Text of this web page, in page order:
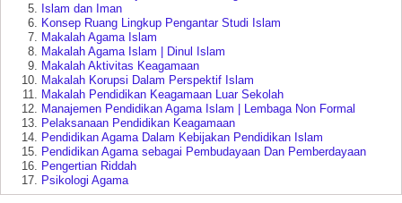
Islam dan Iman
Konsep Ruang Lingkup Pengantar Studi Islam
Makalah Agama Islam
Makalah Agama Islam | Dinul Islam
Makalah Aktivitas Keagamaan
Makalah Korupsi Dalam Perspektif Islam
Makalah Pendidikan Keagamaan Luar Sekolah
Manajemen Pendidikan Agama Islam | Lembaga Non Formal
Pelaksanaan Pendidikan Keagamaan
Pendidikan Agama Dalam Kebijakan Pendidikan Islam
Pendidikan Agama sebagai Pembudayaan Dan Pemberdayaan
Pengertian Riddah
Psikologi Agama
Relasi Negara | Agama dan Pendidikan